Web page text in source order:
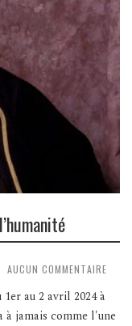
AUCUN COMMENTAIRE
au 2 avril 2024 à
à jamais comme l'une